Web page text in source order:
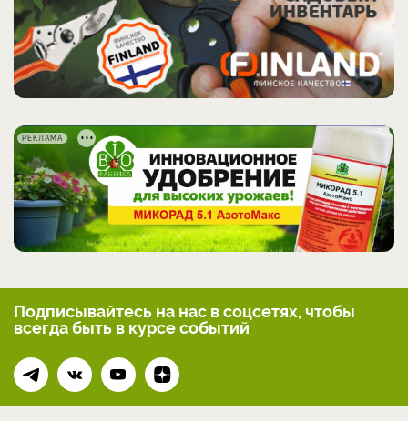
РЕКЛАМА
Подписывайтесь на нас в соцсетях, чтобы
всегдабыть в курсе событий